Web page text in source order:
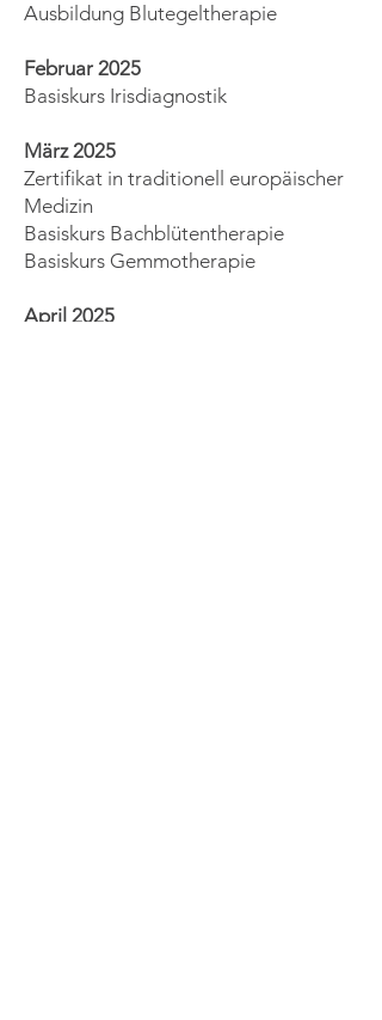
Ausbildung Blutegeltherapie
Februar 2025
Basiskurs Irisdiagnostik
März 2025
Zertifikat in traditionell europäischer
Medizin
Basiskurs Bachblütentherapie
Basiskurs Gemmotherapie
April 2025